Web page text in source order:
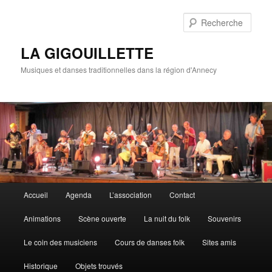
LA GIGOUILLETTE
Musiques et danses traditionnelles dans la région d'Annecy
Aller au contenu principal
Aller au contenu secondaire
Accueil Agenda L’association Contact
Animations Scène ouverte La nuit du folk Souvenirs
Le coin des musiciens Cours de danses folk Sites amis
Historique Objets trouvés